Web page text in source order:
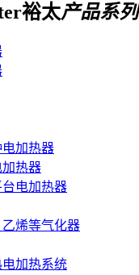
裕太产品系列
加热器
热器
电加热器
烯等气化器
加热系统